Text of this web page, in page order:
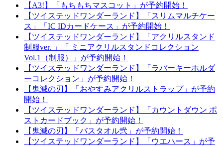
【A3!】「もちもちマスコット」が予約開始！
【ツイステッドワンダーランド】「スリムマルチケー
ス」「IC IDカードケース」が予約開始！
【ツイステッドワンダーランド】「アクリルスタンド
制服ver. 」「 ミニアクリルスタンドコレクション
Vol.1（制服）」が予約開始！
【ツイステッドワンダーランド】「ラバーキーホルダ
ーコレクション」が予約開始！
【鬼滅の刃】「おやすみアクリルストラップ」が予約
開始！
【ツイステッドワンダーランド】「カウントダウン ポ
ストカードブック」が予約開始！
【鬼滅の刃】「バスタオル弐」が予約開始！
【ツイステッドワンダーランド】「ウエハース」が予